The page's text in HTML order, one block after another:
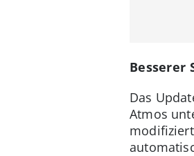
Besserer
Das
Atmos